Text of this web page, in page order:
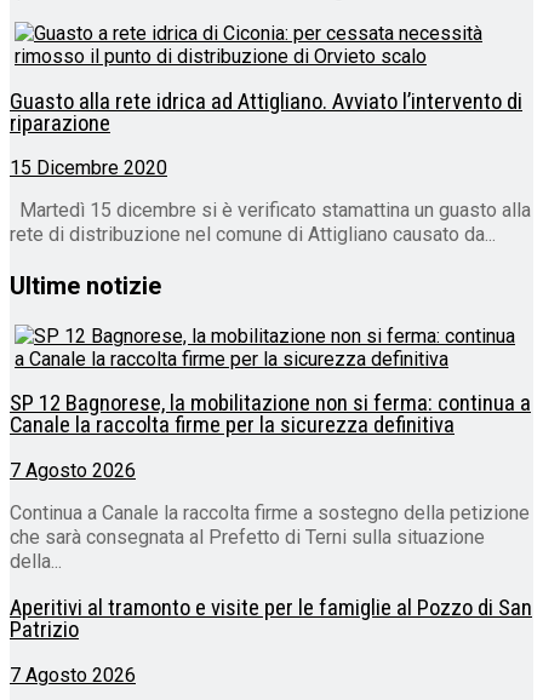
Guasto alla rete idrica ad Attigliano. Avviato l’intervento di
riparazione
15 Dicembre 2020
Martedì 15 dicembre si è verificato stamattina un guasto alla
rete di distribuzione nel comune di Attigliano causato da...
Ultime notizie
SP 12 Bagnorese, la mobilitazione non si ferma: continua a
Canale la raccolta firme per la sicurezza definitiva
7 Agosto 2026
Continua a Canale la raccolta firme a sostegno della petizione
che sarà consegnata al Prefetto di Terni sulla situazione
della...
Aperitivi al tramonto e visite per le famiglie al Pozzo di San
Patrizio
7 Agosto 2026